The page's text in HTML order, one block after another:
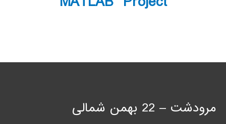
مرودشت – 22 بهمن شمالی